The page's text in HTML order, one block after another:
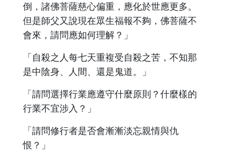
倒，諸佛菩薩慈心偏重，應化於世應更多。
但是師父又說現在眾生福報不夠，佛菩薩不
會來，請問應如何理解？」
「自殺之人每七天重複受自殺之苦，不知那
是中陰身、人間、還是鬼道。」
「請問選擇行業應遵守什麼原則？什麼樣的
行業不宜涉入？」
「請問修行者是否會漸漸淡忘親情與仇
恨？」